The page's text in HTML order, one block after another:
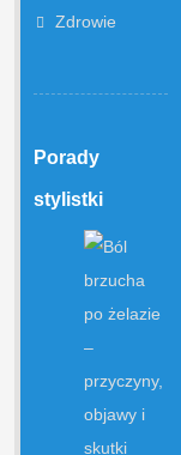
Zdrowie
Porady
stylistki